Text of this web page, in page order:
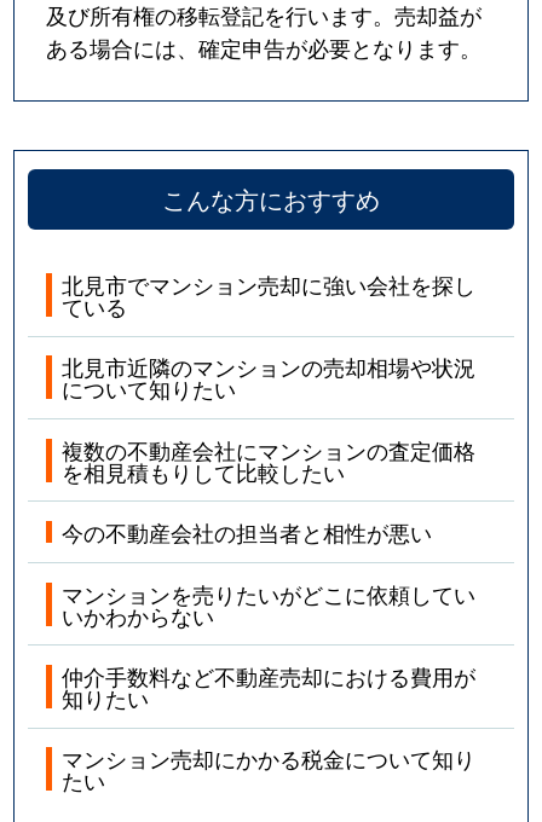
及び所有権の移転登記を行います。売却益が
ある場合には、確定申告が必要となります。
こんな方におすすめ
北見市でマンション売却に強い会社を探し
ている
北見市近隣のマンションの売却相場や状況
について知りたい
複数の不動産会社にマンションの査定価格
を相見積もりして比較したい
今の不動産会社の担当者と相性が悪い
マンションを売りたいがどこに依頼してい
いかわからない
仲介手数料など不動産売却における費用が
知りたい
マンション売却にかかる税金について知り
たい